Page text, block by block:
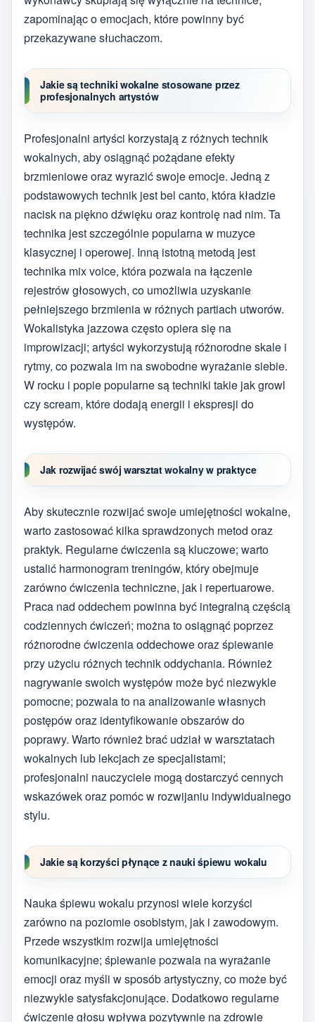
zapominając o emocjach, które powinny być
przekazywane słuchaczom.
Jakie są techniki wokalne stosowane przez
profesjonalnych artystów
Profesjonalni artyści korzystają z różnych technik
wokalnych, aby osiągnąć pożądane efekty
brzmieniowe oraz wyrazić swoje emocje. Jedną z
podstawowych technik jest bel canto, która kładzie
nacisk na piękno dźwięku oraz kontrolę nad nim. Ta
technika jest szczególnie popularna w muzyce
klasycznej i operowej. Inną istotną metodą jest
technika mix voice, która pozwala na łączenie
rejestrów głosowych, co umożliwia uzyskanie
pełniejszego brzmienia w różnych partiach utworów.
Wokalistyka jazzowa często opiera się na
improwizacji; artyści wykorzystują różnorodne skale i
rytmy, co pozwala im na swobodne wyrażanie siebie.
W rocku i popie popularne są techniki takie jak growl
czy scream, które dodają energii i ekspresji do
występów.
Jak rozwijać swój warsztat wokalny w praktyce
Aby skutecznie rozwijać swoje umiejętności wokalne,
warto zastosować kilka sprawdzonych metod oraz
praktyk. Regularne ćwiczenia są kluczowe; warto
ustalić harmonogram treningów, który obejmuje
zarówno ćwiczenia techniczne, jak i repertuarowe.
Praca nad oddechem powinna być integralną częścią
codziennych ćwiczeń; można to osiągnąć poprzez
różnorodne ćwiczenia oddechowe oraz śpiewanie
przy użyciu różnych technik oddychania. Również
nagrywanie swoich występów może być niezwykle
pomocne; pozwala to na analizowanie własnych
postępów oraz identyfikowanie obszarów do
poprawy. Warto również brać udział w warsztatach
wokalnych lub lekcjach ze specjalistami;
profesjonalni nauczyciele mogą dostarczyć cennych
wskazówek oraz pomóc w rozwijaniu indywidualnego
stylu.
Jakie są korzyści płynące z nauki śpiewu wokalu
Nauka śpiewu wokalu przynosi wiele korzyści
zarówno na poziomie osobistym, jak i zawodowym.
Przede wszystkim rozwija umiejętności
komunikacyjne; śpiewanie pozwala na wyrażanie
emocji oraz myśli w sposób artystyczny, co może być
niezwykle satysfakcjonujące. Dodatkowo regularne
ćwiczenie głosu wpływa pozytywnie na zdrowie